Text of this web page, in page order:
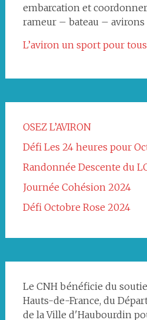
embarcation et
rameur – bateau – avirons
L’aviron un sport pour
OSEZ L’AVIRON
Défi Les 24 heures pour
Randonnée Descente du
Journée Cohésion 2024
Défi Octobre Rose 2024
Le CNH bénéficie du
Hauts-de-France, du
de la Ville d'Haubourdin